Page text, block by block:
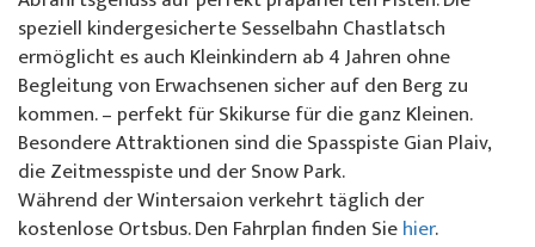
Willy's Skiverleih
Skitickets
Unser Restaurant
Demoteam
Partner & Sponsoren
FAQ
Jobs
speziell kindergesicherte Sesselbahn Chastlatsch
ermöglicht es auch Kleinkindern ab 4 Jahren ohne
Begleitung von Erwachsenen sicher auf den Berg zu
kommen. – perfekt für Skikurse für die ganz Kleinen.
Besondere Attraktionen sind die Spasspiste Gian Plaiv,
die Zeitmesspiste und der Snow Park.
Während der Wintersaion verkehrt täglich der
kostenlose Ortsbus. Den Fahrplan finden Siehier.